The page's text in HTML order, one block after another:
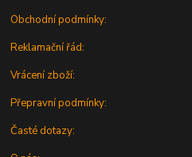
Obchodní podmínky:
Reklamační řád:
Vrácení zboží:
Přepravní podmínky:
Časté dotazy: